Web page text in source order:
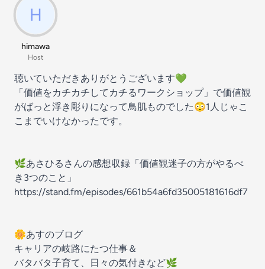
himawa
Host
聴いていただきありがとうございます💚
「価値をカチカチしてカチるワークショップ」で価値観
がばっと浮き彫りになって鳥肌ものでした😳1人じゃこ
こまでいけなかったです。
🌿あさひるさんの感想収録「価値観迷子の方がやるべ
き3つのこと」
https://stand.fm/episodes/661b54a6fd35005181616df7
🌼あすのブログ
キャリアの岐路にたつ仕事＆
バタバタ子育て、日々の気付きなど🌿